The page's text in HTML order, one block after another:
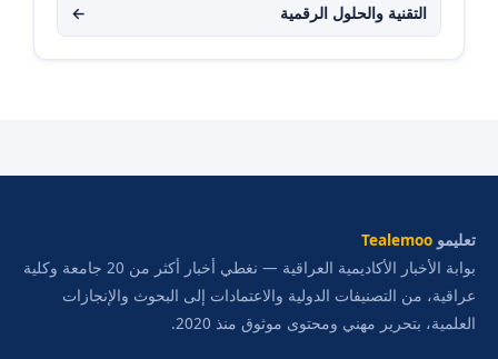
التقنية والحلول الرقمية ←
تعليمو Tealemoo
بوابة الأخبار الأكاديمية العراقية — نغطي أخبار أكثر من 20 جامعة وكلية
عراقية، من التصنيفات الدولية والاعتمادات إلى البحوث والإنجازات
العلمية، بتحرير مهني ومحتوى موثوق منذ 2020.